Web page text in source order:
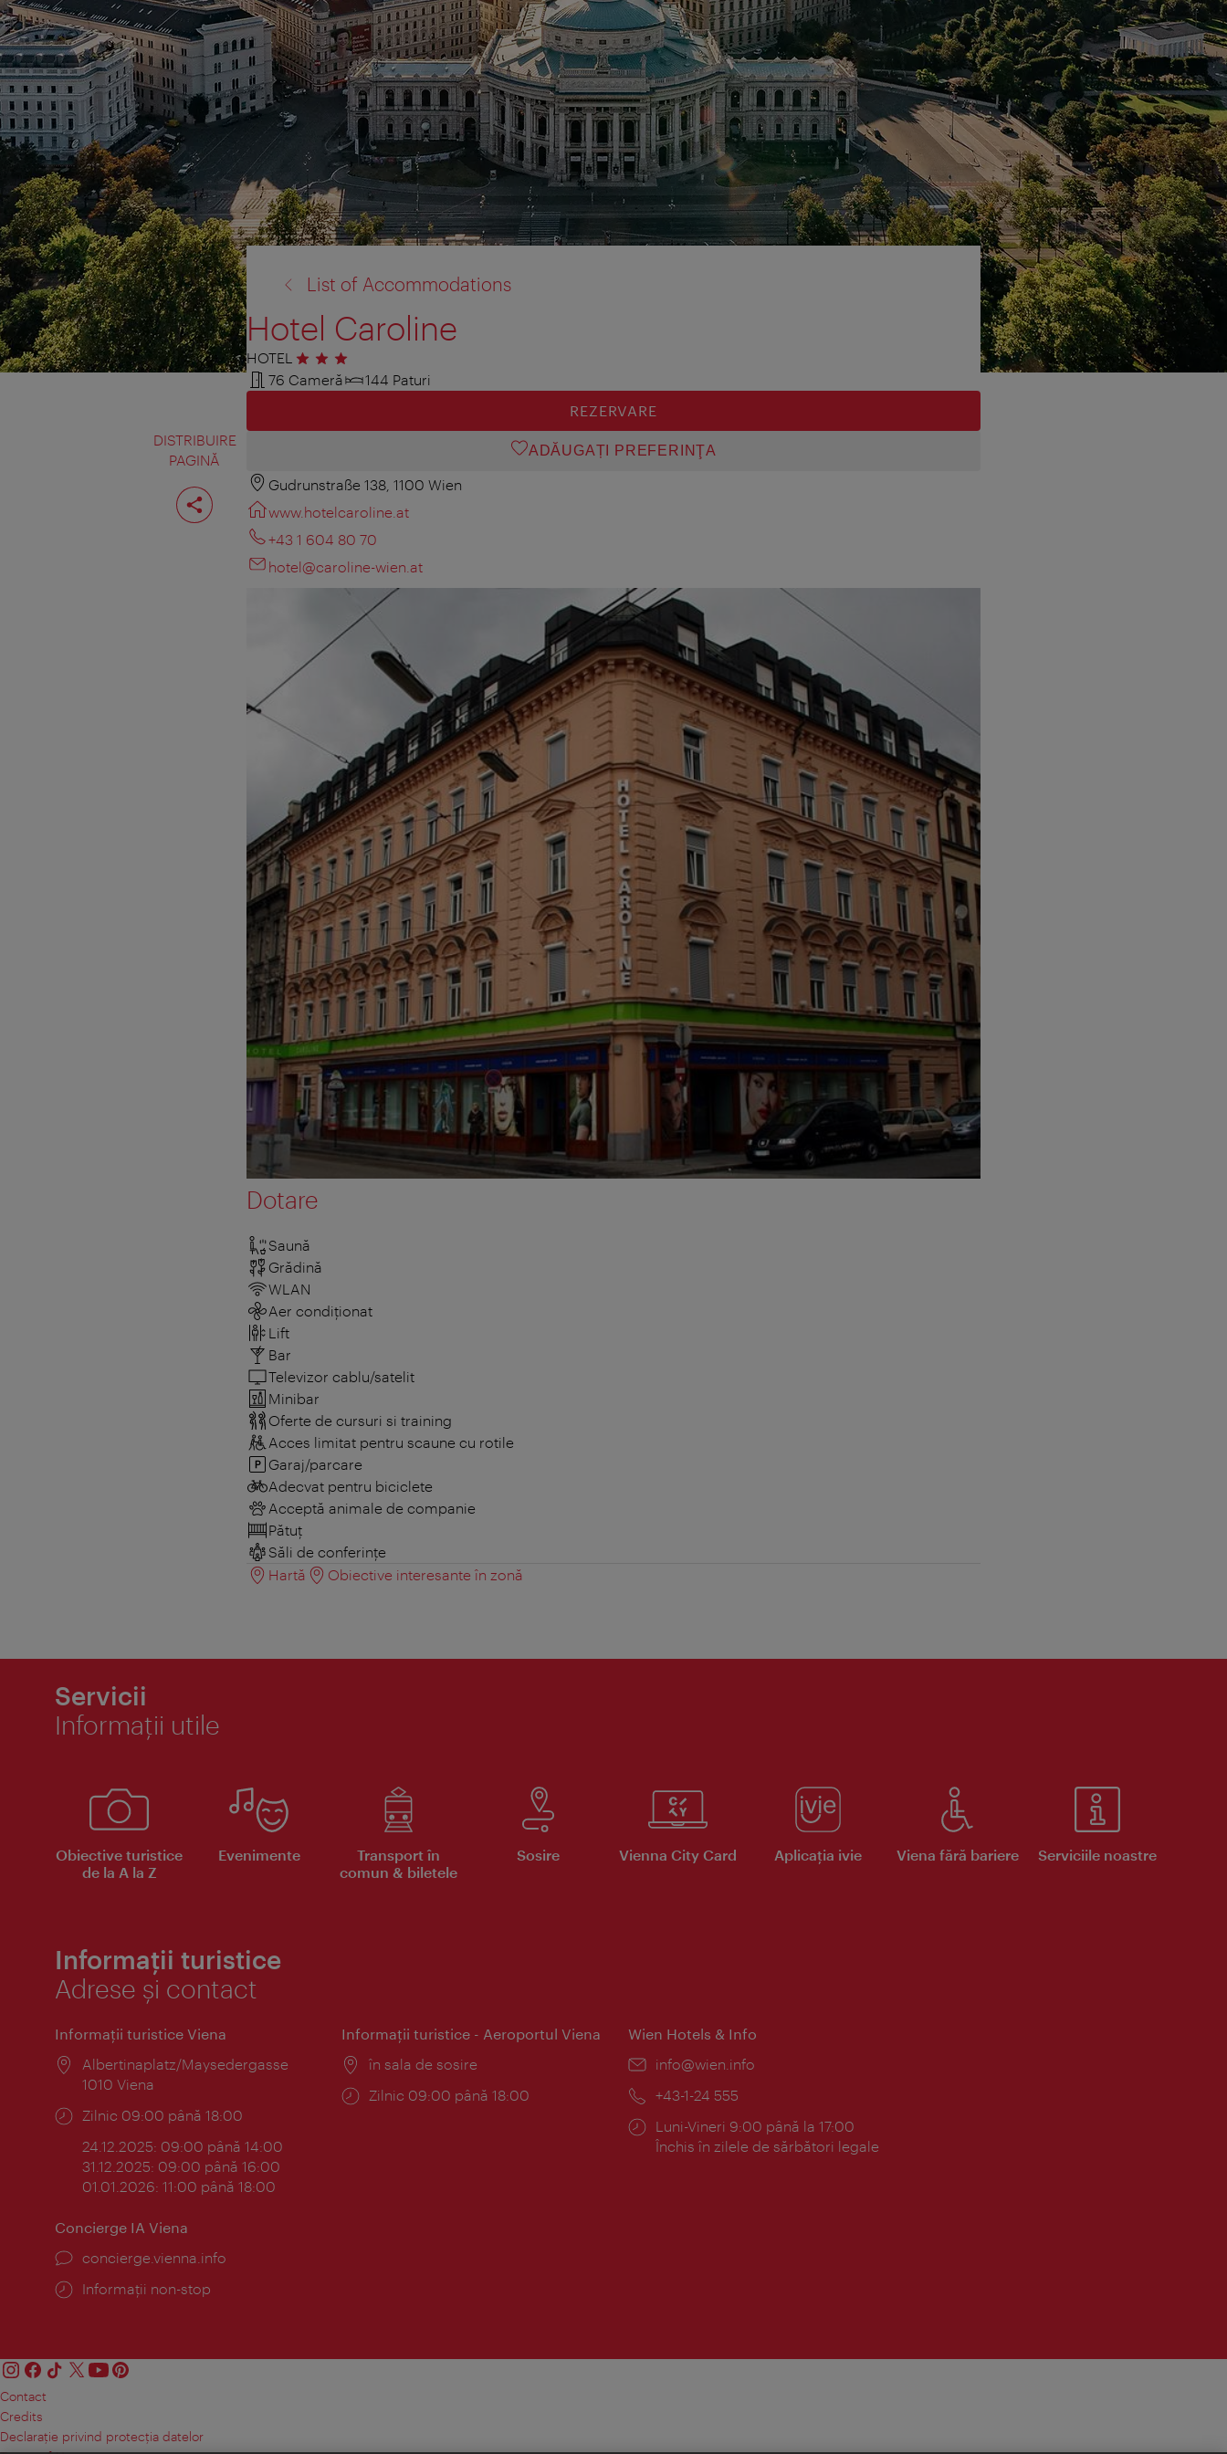
DISTRIBUIRE
PAGINĂ
Distribuiţi
pagina
List of Accommodations
Hotel Caroline
HOTEL 3 stele
76 Cameră
144 Paturi
REZERVARE
ADĂUGAȚI PREFERINŢA
Gudrunstraße 138, 1100 Wien
www.hotelcaroline.at
+43 1 604 80 70
hotel@caroline-wien.at
Dotare
Saună
Grădină
WLAN
Aer condiționat
Lift
Bar
Televizor cablu/satelit
Minibar
Oferte de cursuri si training
Acces limitat pentru scaune cu rotile
Garaj/parcare
Adecvat pentru biciclete
Acceptă animale de companie
Pătuţ
Săli de conferințe
Hartă
Obiective interesante în zonă
Servicii
Informaţii utile
Obiective turistice
de la A la Z
Evenimente
Transport în
comun & biletele
Sosire Vienna City Card Aplicaţia ivie Viena fără bariere Serviciile noastre
Informații turistice
Adrese și contact
Informaţii turistice Viena
Locul:
Albertinaplatz/Maysedergasse
1010 Viena
Program:
Zilnic 09:00 până 18:00
24.12.2025: 09:00 până 14:00
31.12.2025: 09:00 până 16:00
01.01.2026: 11:00 până 18:00
Informaţii turistice - Aeroportul Viena
Locul:
în sala de sosire
Program:
Zilnic 09:00 până 18:00
Wien Hotels & Info
E-
info@wien.info
Telefon:
+43-1-24 555
Program:
Luni-Vineri 9:00 până la 17:00
Închis în zilele de sărbători legale
Concierge IA Viena
concierge.vienna.info
Informații non-stop
Contact
Credits
Declaraţie privind protecţia datelor